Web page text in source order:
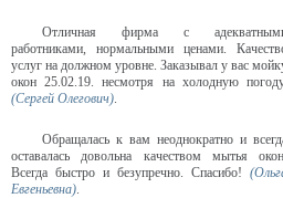
Отличная фирма с
работниками, нормальными ценами.
услуг на должном уровне. Заказывал у вас
окон 25.02.19. несмотря на холодную
(Сергей Олегович).
Обращалась к вам неоднократно и
оставалась довольна качеством мытья
Всегда быстро и безупречно. Спасибо!
Евгеньевна).